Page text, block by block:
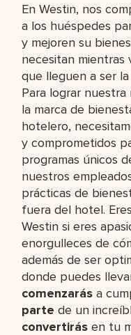
En Westin, nos
a los huéspedes
y mejoren su
necesitan mientras
que lleguen a ser
Para lograr
la marca de
hotelero,
y comprometidos
programas únicos
nuestros
prácticas de
fuera del hotel.
Westin si eres
enorgulleces de
además de ser
donde puedes
comenzarás a
parte de un
convertirás en tu